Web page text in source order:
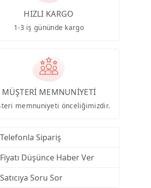
HIZLI KARGO
1-3 iş gününde kargo
MÜŞTERİ MEMNUNİYETİ
memnuniyeti önceliğimizdir.
Telefonla Sipariş
Fiyatı Düşünce Haber Ver
Satıcıya Soru Sor